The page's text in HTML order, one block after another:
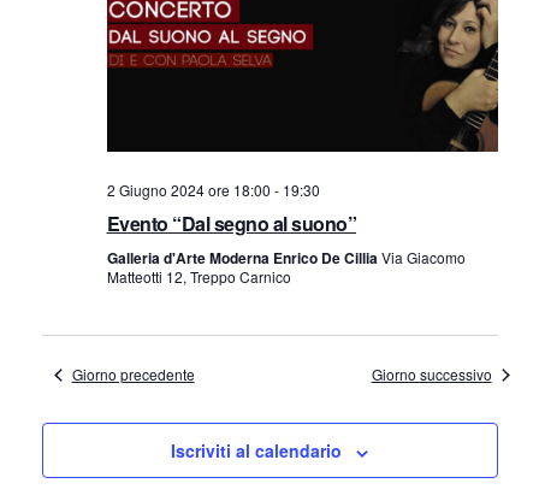
e
N
a
z
2 Giugno 2024 ore 18:00 - 19:30
Evento “Dal segno al suono”
Galleria d'Arte Moderna Enrico De CilliaVia Giacomo
Matteotti 12, Treppo Carnico
Giorno precedente Giorno successivo
Iscriviti al calendario